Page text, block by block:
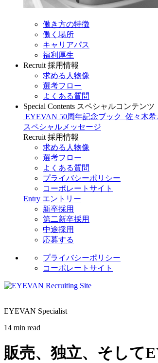
働き方の特徴
働く場所
キャリアパス
福利厚生
Recruit 採用情報
求める人物像
選考フロー
よくある質問
Special Contents スペシャルコンテンツ
EYEVAN 50周年記念ブック 佐々木
スペシャルメッセージ
Recruit 採用情報
求める人物像
選考フロー
よくある質問
プライバシーポリシー
コーポレートサイト
Entry エントリー
新卒採用
第二新卒採用
中途採用
応募する
プライバシーポリシー
コーポレートサイト
EYEVAN Specialist
14 min read
販売、独立、そして